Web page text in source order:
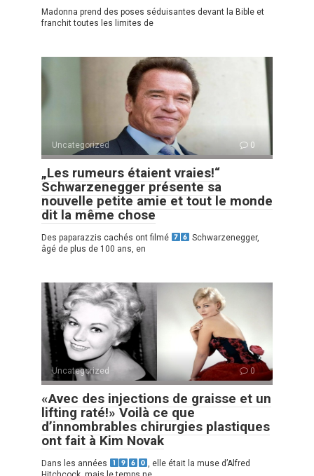
Madonna prend des poses séduisantes devant la Bible et
franchit toutes les limites de
Uncategorized 0
„Les rumeurs étaient vraies!“
Schwarzenegger présente sa
nouvelle petite amie et tout le monde
dit la même chose
Des paparazzis cachés ont filmé
Schwarzenegger,
âgé de plus de 100 ans, en
Uncategorized 0
«Avec des injections de graisse et un
lifting raté!» Voilà ce que
d’innombrables chirurgies plastiques
ont fait à Kim Novak
Dans les années
, elle était la muse d’Alfred